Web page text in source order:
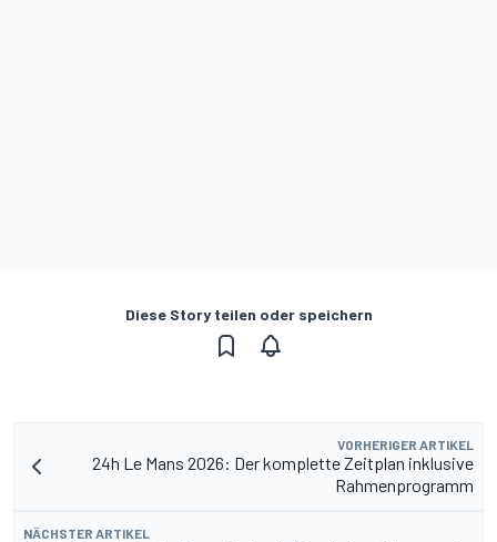
Diese Story teilen oder speichern
VORHERIGER ARTIKEL
24h Le Mans 2026: Der komplette Zeitplan inklusive
Rahmenprogramm
NÄCHSTER ARTIKEL